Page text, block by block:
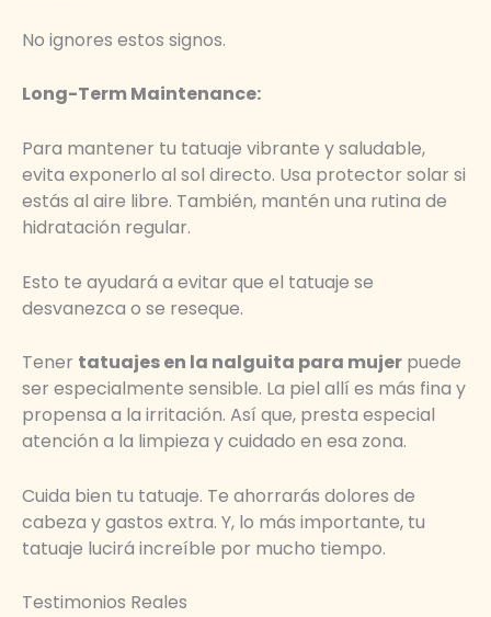
No ignores estos signos.
Long-Term Maintenance:
Para mantener tu tatuaje vibrante y saludable,
evita exponerlo al sol directo. Usa protector solar si
estás al aire libre. También, mantén una rutina de
hidratación regular.
Esto te ayudará a evitar que el tatuaje se
desvanezca o se reseque.
Tener tatuajes en la nalguita para mujer puede
ser especialmente sensible. La piel allí es más fina y
propensa a la irritación. Así que, presta especial
atención a la limpieza y cuidado en esa zona.
Cuida bien tu tatuaje. Te ahorrarás dolores de
cabeza y gastos extra. Y, lo más importante, tu
tatuaje lucirá increíble por mucho tiempo.
Testimonios Reales